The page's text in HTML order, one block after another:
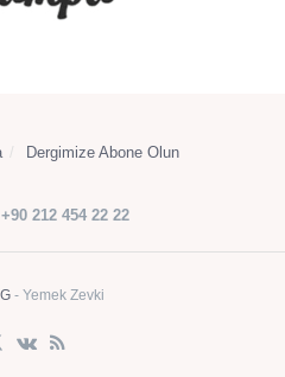
Dergimize Abone Olun
212 454 22 22
- Yemek Zevki